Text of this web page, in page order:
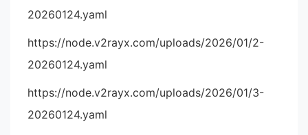
20260124.yaml
https://node.v2rayx.com/uploads/2026/01/2-
20260124.yaml
https://node.v2rayx.com/uploads/2026/01/3-
20260124.yaml